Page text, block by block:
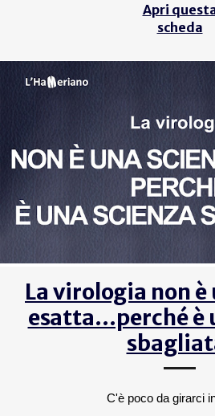
Apri
scheda
La virologia non è
esatta...perché è
C'è poco da girarci